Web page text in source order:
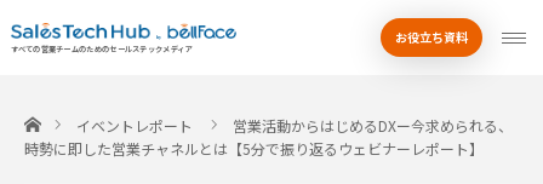
by
すべての営業チームのためのセールステックメディア
お役立ち資料
ホームイベントレポート
営業活動からはじめるDXー今求められる、
時勢に即した営業チャネルとは【5分で振り返るウェビナーレポート】